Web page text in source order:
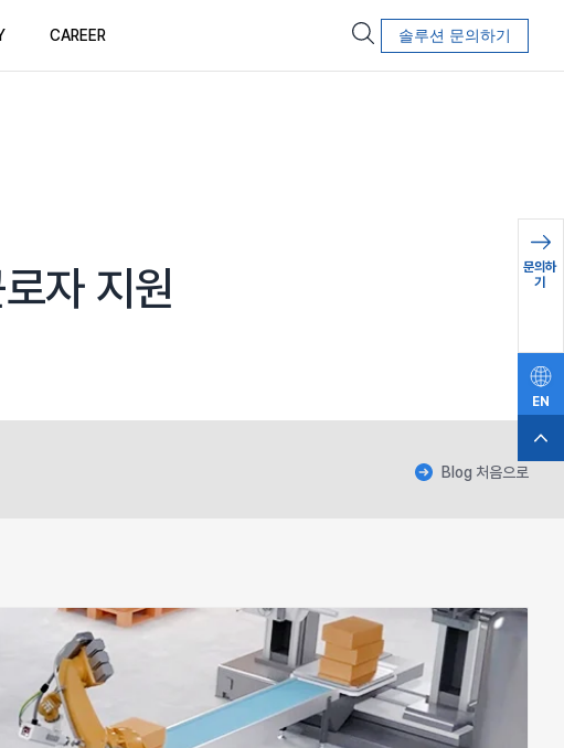
CAREER 솔루션 문의하기
자 지원
Blog 처음으로
문의하
기
EN